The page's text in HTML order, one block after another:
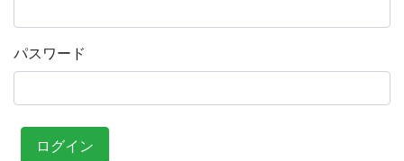
パスワード